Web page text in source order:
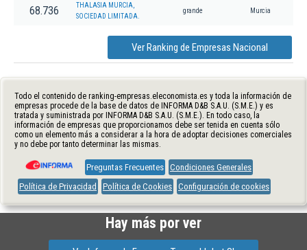
68.736
THALASIA MURCIA,
SOCIEDAD LIMITADA.
grande Murcia
Ver Ranking de Empresas Nacional
Todo el contenido de ranking-empresas.eleconomista.es y toda la información de
empresas procede de la base de datos de INFORMA D&B S.A.U. (S.M.E.) y es
tratada y suministrada por INFORMA D&B S.A.U. (S.M.E.). En todo caso, la
información de empresas que proporcionamos debe ser tenida en cuenta sólo
como un elemento más a considerar a la hora de adoptar decisiones comerciales
y no debe por tanto determinar las mismas.
Preguntas Frecuentes Condiciones Generales
Política de Privacidad
Política de Cookies Configuración de cookies
Hay más por ver